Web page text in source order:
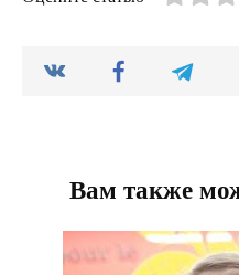
Вам также